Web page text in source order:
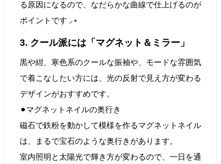
る原因になるので、なだらかな曲線で仕上げるのが
ポイントです ⸝⋆
3. クール派には「マグネット＆ミラー」
黒や紺、寒色系のクールな振袖や、モードな雰囲気
で着こなしたい方には、光の反射で見え方が変わる
デザインがおすすめです。
⚫︎マグネットネイルの奥行き
磁石で鉄粉を動かして模様を作るマグネットネイル
は、まるで宝石のような奥行きがあります。
室内照明と太陽光で輝き方が変わるので、一日を通